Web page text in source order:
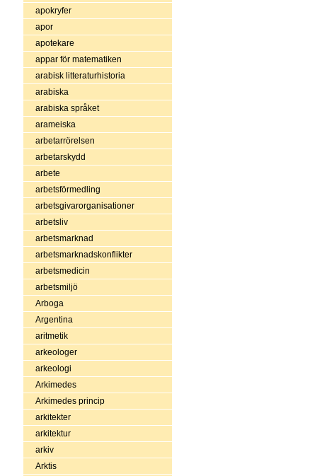
apokryfer
apor
apotekare
appar för matematiken
arabisk litteraturhistoria
arabiska
arabiska språket
arameiska
arbetarrörelsen
arbetarskydd
arbete
arbetsförmedling
arbetsgivarorganisationer
arbetsliv
arbetsmarknad
arbetsmarknadskonflikter
arbetsmedicin
arbetsmiljö
Arboga
Argentina
aritmetik
arkeologer
arkeologi
Arkimedes
Arkimedes princip
arkitekter
arkitektur
arkiv
Arktis